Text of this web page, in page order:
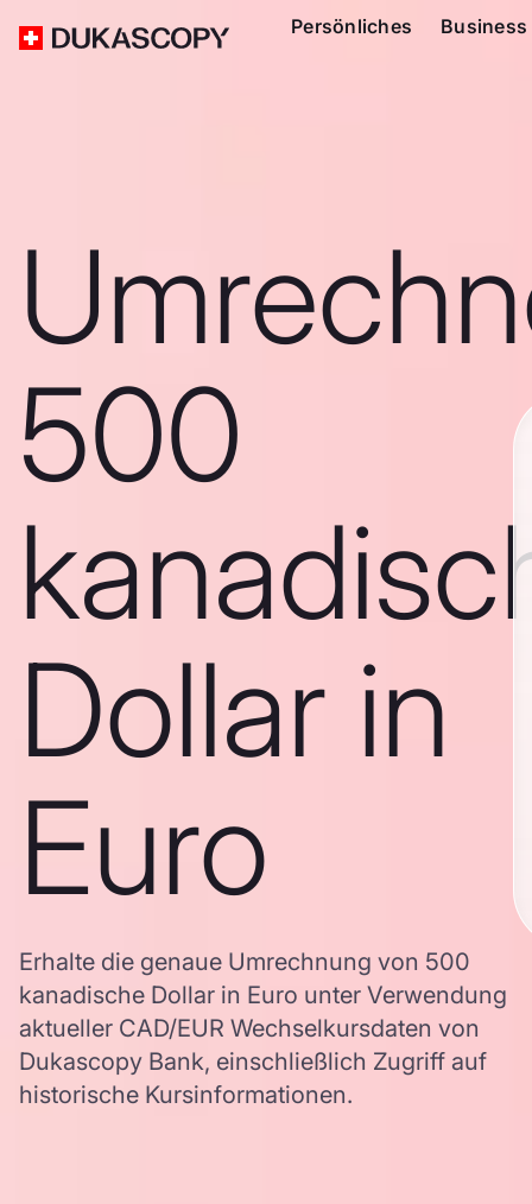
Persönliches Business
500
Dollar in
Euro
Erhalte die genaue Umrechnung von 500
kanadische Dollar in Euro unter Verwendung
aktueller CAD/EUR Wechselkursdaten von
Dukascopy Bank, einschließlich Zugriff auf
historische Kursinformationen.